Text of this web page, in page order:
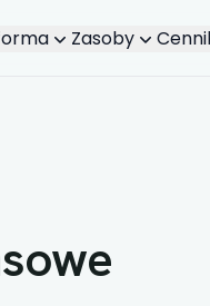
Zasoby
Powiązane treści